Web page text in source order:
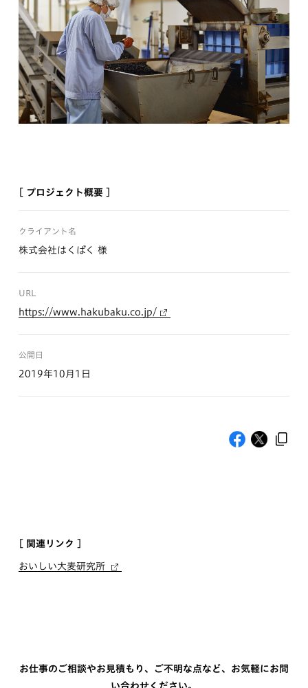
[ プロジェクト概要 ]
クライアント名
株式会社はくばく 様
URL
https://www.hakubaku.co.jp/
公開日
2019年10月1日
[ 関連リンク ]
おいしい大麦研究所
お仕事のご相談やお見積もり、ご不明な点など、お気軽にお問
い合わせください。